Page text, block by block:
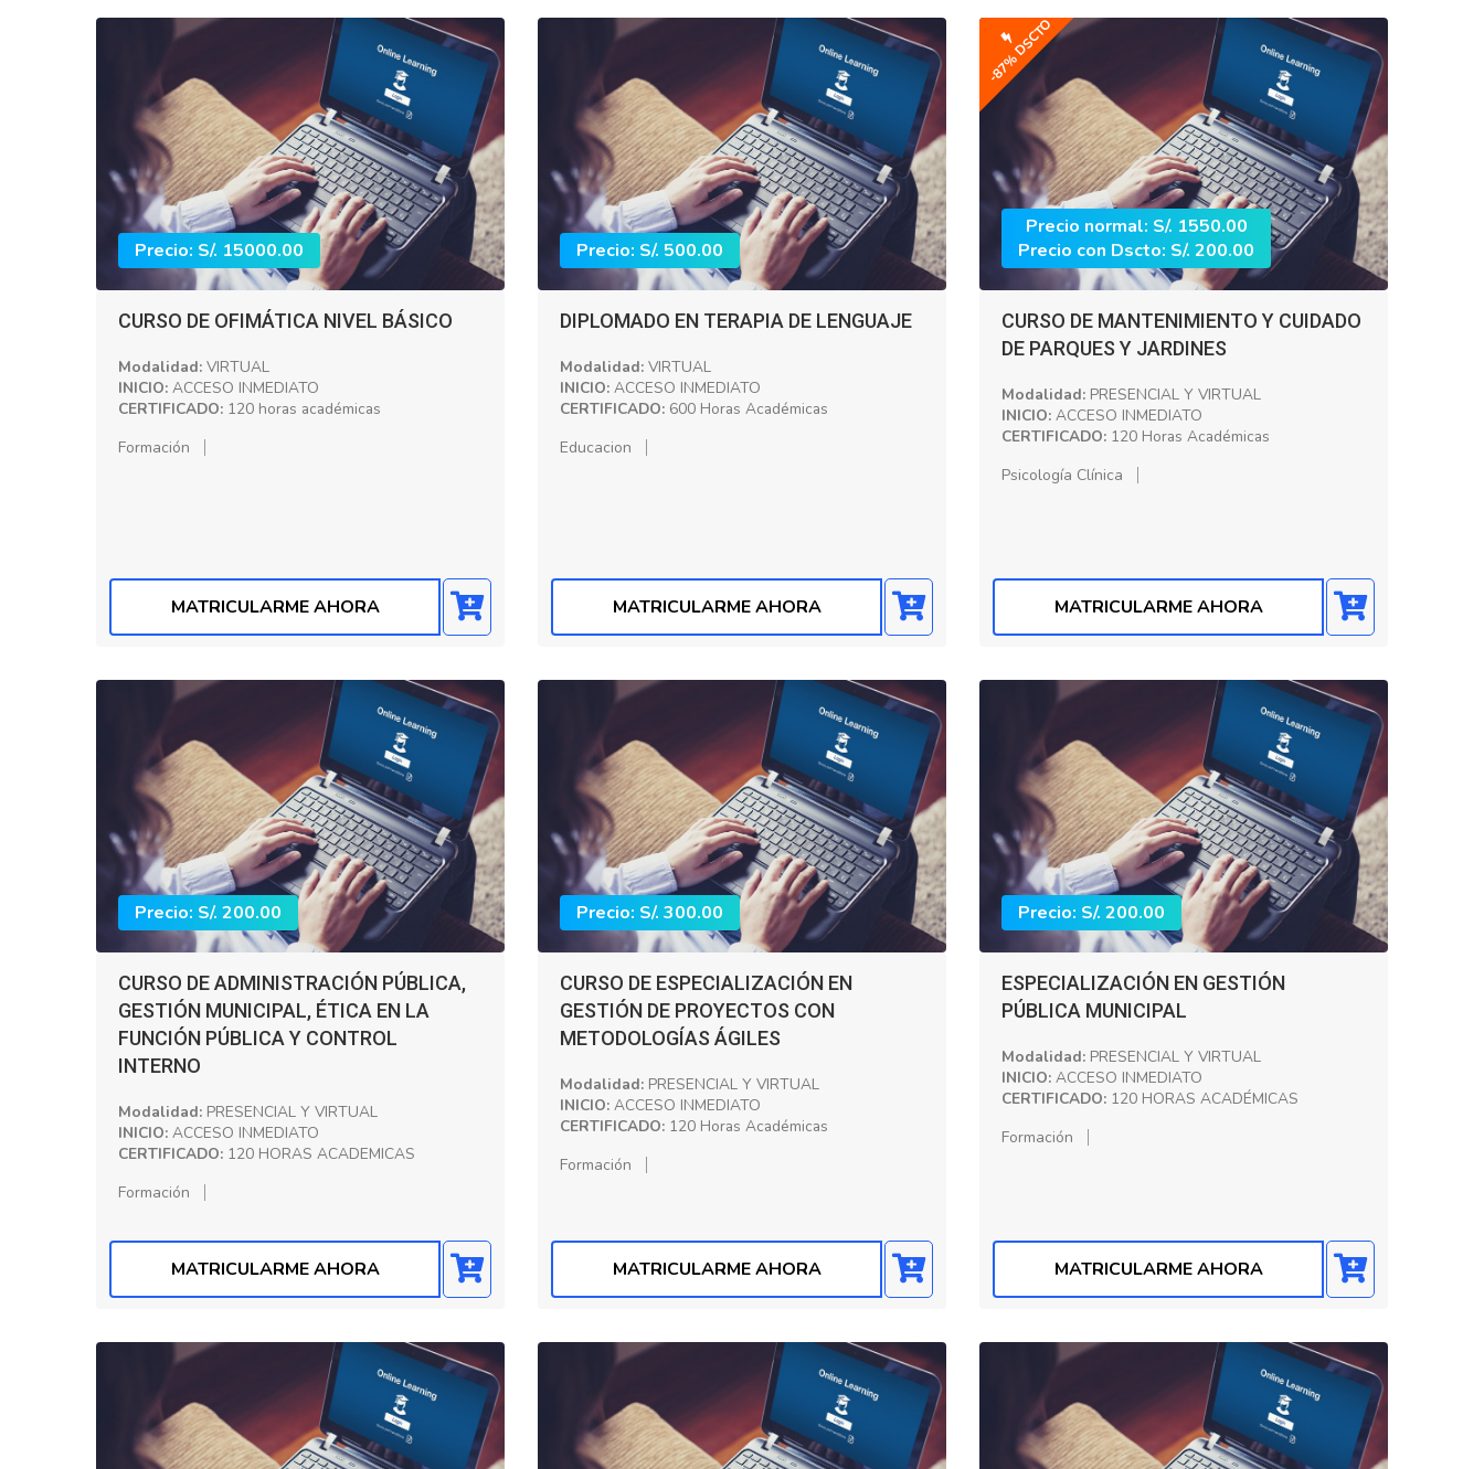
Precio: S/. 15000.00
CURSO DE OFIMÁTICA NIVEL BÁSICO
Modalidad: VIRTUAL
INICIO: ACCESO INMEDIATO
CERTIFICADO: 120 horas académicas
Formación
MATRICULARME AHORA
Precio: S/. 500.00
DIPLOMADO EN TERAPIA DE LENGUAJE
Modalidad: VIRTUAL
INICIO: ACCESO INMEDIATO
CERTIFICADO: 600 Horas Académicas
Educacion
MATRICULARME AHORA
-87% DSCTO
Precio normal: S/. 1550.00
Precio con Dscto: S/. 200.00
CURSO DE MANTENIMIENTO Y CUIDADO
DE PARQUES Y JARDINES
Modalidad: PRESENCIAL Y VIRTUAL
INICIO: ACCESO INMEDIATO
CERTIFICADO: 120 Horas Académicas
Psicología Clínica
MATRICULARME AHORA
Precio: S/. 200.00
CURSO DE ADMINISTRACIÓN PÚBLICA,
GESTIÓN MUNICIPAL, ÉTICA EN LA
FUNCIÓN PÚBLICA Y CONTROL
INTERNO
Modalidad: PRESENCIAL Y VIRTUAL
INICIO: ACCESO INMEDIATO
CERTIFICADO: 120 HORAS ACADEMICAS
Formación
MATRICULARME AHORA
Precio: S/. 300.00
CURSO DE ESPECIALIZACIÓN EN
GESTIÓN DE PROYECTOS CON
METODOLOGÍAS ÁGILES
Modalidad: PRESENCIAL Y VIRTUAL
INICIO: ACCESO INMEDIATO
CERTIFICADO: 120 Horas Académicas
Formación
MATRICULARME AHORA
Precio: S/. 200.00
ESPECIALIZACIÓN EN GESTIÓN
PÚBLICA MUNICIPAL
Modalidad: PRESENCIAL Y VIRTUAL
INICIO: ACCESO INMEDIATO
CERTIFICADO: 120 HORAS ACADÉMICAS
Formación
MATRICULARME AHORA